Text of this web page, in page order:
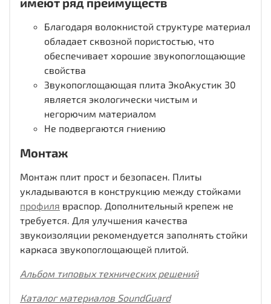
Благодаря волокнистой структуре материал
обладает сквозной пористостью, что
обеспечивает хорошие звукопоглощающие
свойства
Звукопоглощающая плита ЭкоАкустик 30
является экологически чистым и
негорючим материалом
Не подвергаются гниению
Монтаж
Монтаж плит прост и безопасен. Плиты
укладываются в конструкцию между стойками
профиля враспор. Дополнительный крепеж не
требуется. Для улучшения качества
звукоизоляции рекомендуется заполнять стойки
каркаса звукопоглощающей плитой.
Альбом типовых технических решений
Каталог материалов SoundGuard